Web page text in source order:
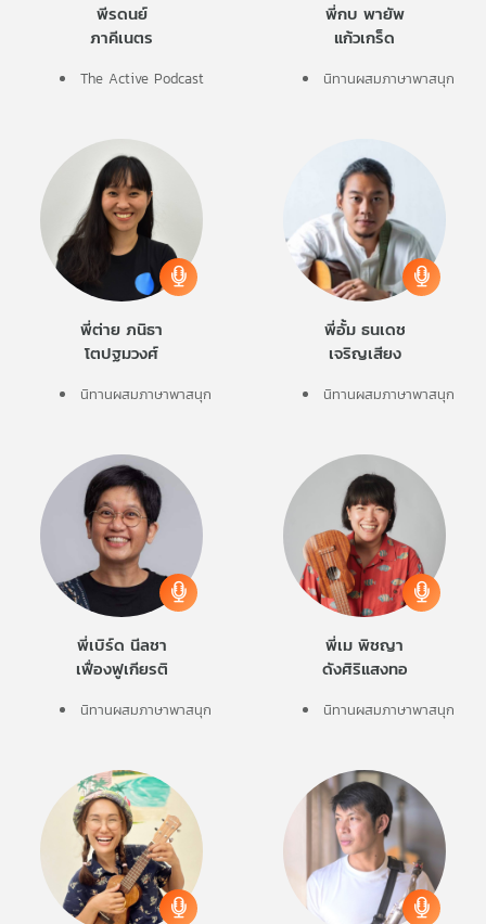
พีรดนย์
ภาคีเนตร
The Active Podcast
พี่กบ พายัพ
แก้วเกร็ด
นิทานผสมภาษาพาสนุก
พี่ต่าย ภนิธา
โตปฐมวงศ์
นิทานผสมภาษาพาสนุก
พี่อั้ม ธนเดช
เจริญเสียง
นิทานผสมภาษาพาสนุก
พี่เบิร์ด นีลชา
เฟื่องฟูเกียรติ
นิทานผสมภาษาพาสนุก
พี่เม พิชญา
ดังศิริแสงทอ
นิทานผสมภาษาพาสนุก